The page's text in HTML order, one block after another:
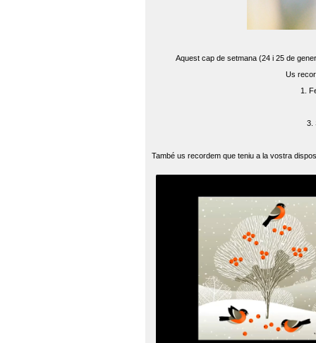
Aquest cap de setmana (24 i 25 de
Us
1.
3.
També us recordem que teniu a la vostra